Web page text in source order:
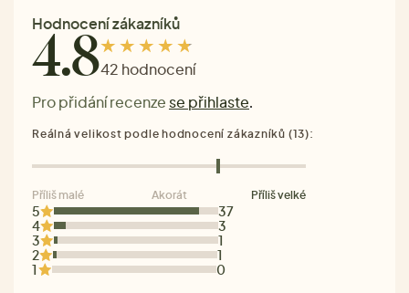
Hodnocení zákazníků
4.842 hodnocení
Pro přidání recenze se přihlaste.
5
37
4
3
3
1
2
1
1
0
Reálná velikost podle hodnocení zákazníků (13):
Příliš malé Akorát Příliš velké